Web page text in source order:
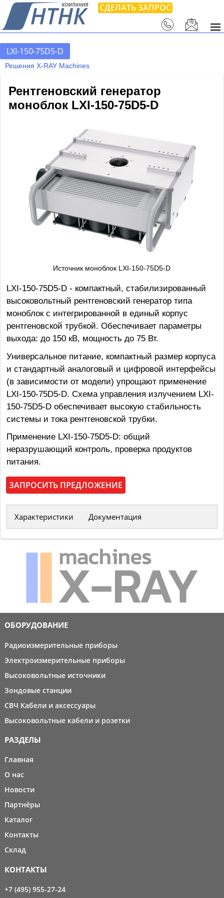
СДЕЛАТЬ ЗАПРОС
LXI-150-75D5-D
Решения X-RAY Machines
Рентгеновский генератор
моноблок LXI-150-75D5-D
Источник моноблок LXI-150-75D5-D
LXI-150-75D5-D - компактный, стабилизированный
высоковольтный рентгеновский генератор типа
моноблок с интегрированной в единый корпус
рентгеновской трубкой. Обеспечивает параметры
выхода: до 150 кВ, мощность до 75 Вт.
Универсальное питание, компактный размер корпуса
и стандартный аналоговый и цифровой интерфейсы
(в зависимости от модели) упрощают применение
LXI-150-75D5-D. Схема управления излучением LXI-
150-75D5-D обеспечивает высокую стабильность
системы и тока рентгеновской трубки.
Применение LXI-150-75D5-D: общий
неразрушающий контроль, проверка продуктов
питания.
ЗАПРОСИТЬ ПРЕДЛОЖЕНИЕ
Характеристики Документация
ОБОРУДОВАНИЕ
Радиоизмерительные приборы
Электроизмерительные приборы
Высоковольтные источники
Зондовые станции
СВЧ Кабели и аксессуары
Высоковольтные кабели и розетки
РАЗДЕЛЫ
Главная
О нас
Новости
Партнёры
Каталог
Контакты
Склад
КОНТАКТЫ
+7 (495) 955-27-24